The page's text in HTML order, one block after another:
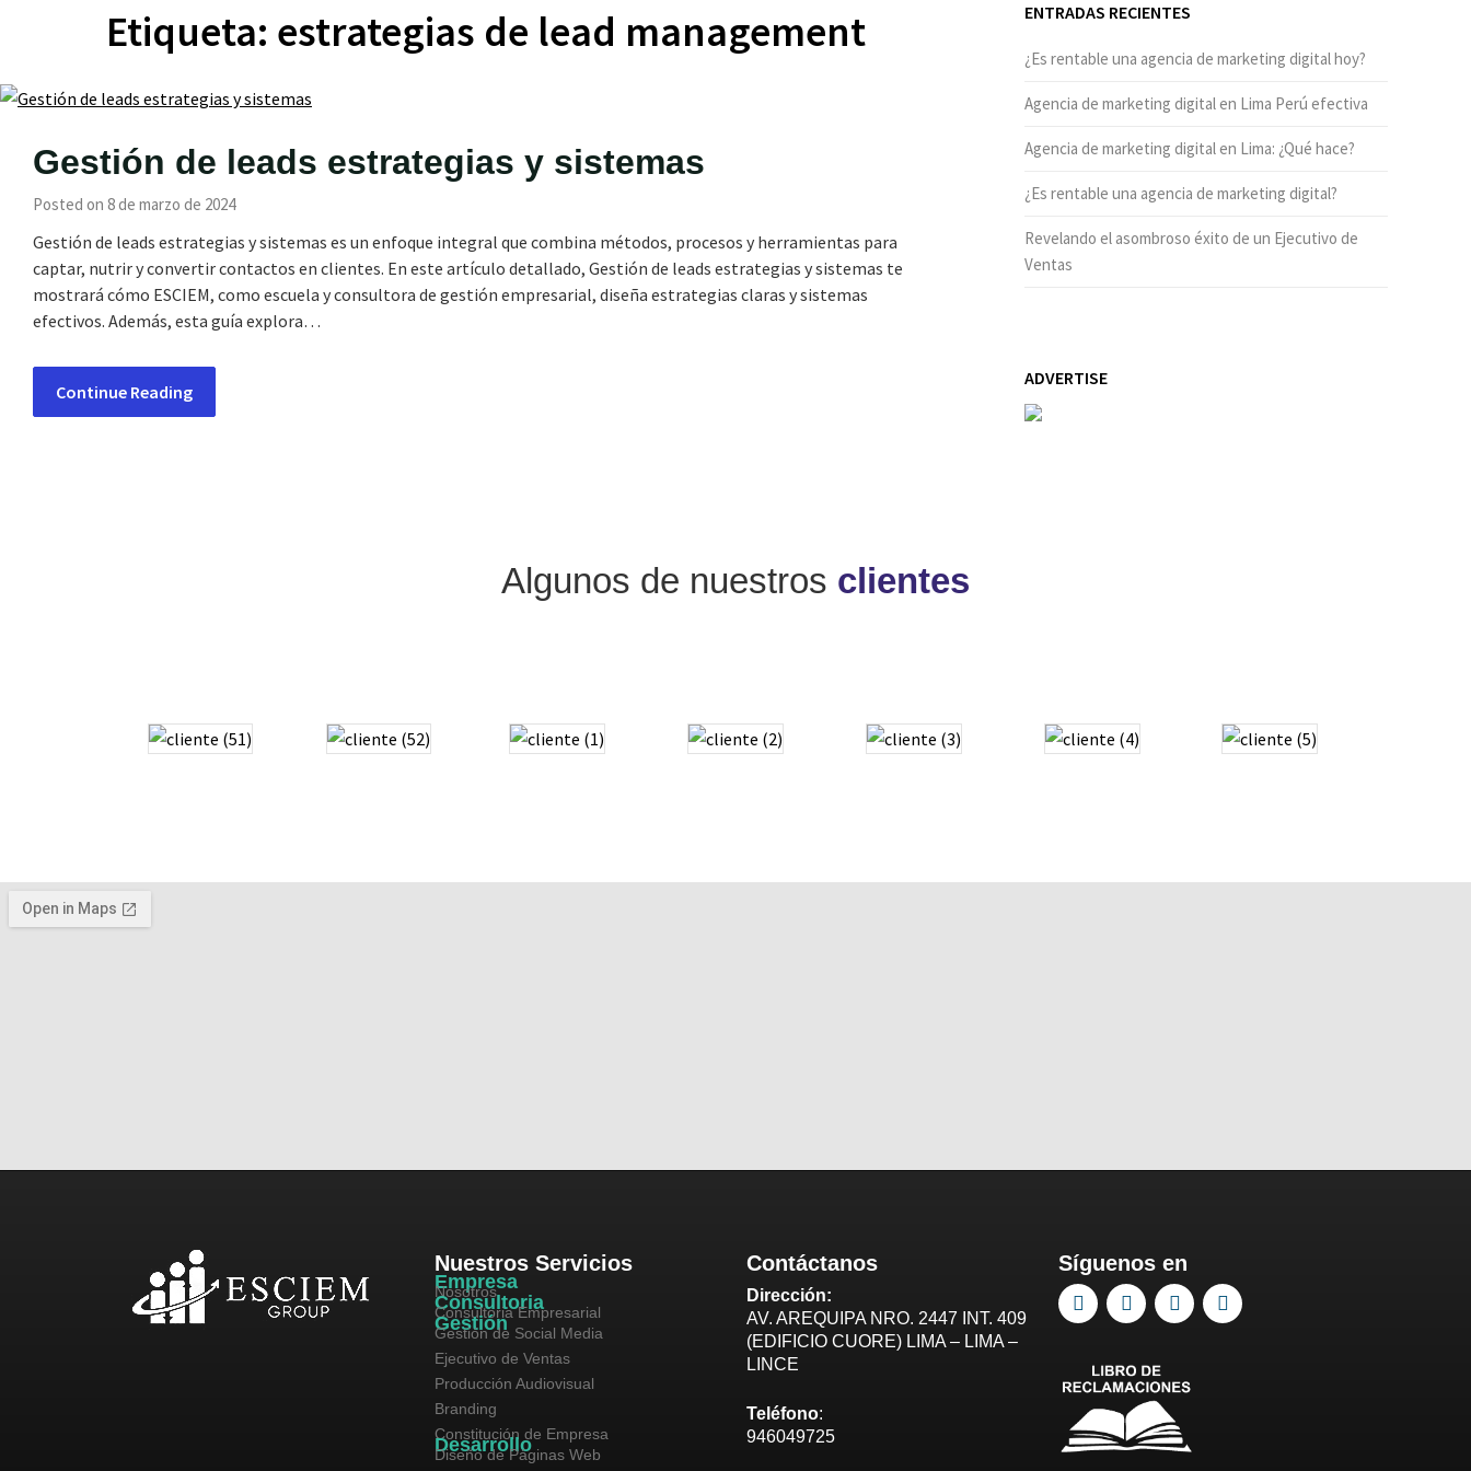
Etiqueta: estrategias de lead management
Gestión de leads estrategias y sistemas
Posted on 8 de marzo de 2024
Gestión de leads estrategias y sistemas es un enfoque integral que combina métodos, procesos y herramientas para
captar, nutrir y convertir contactos en clientes. En este artículo detallado, Gestión de leads estrategias y sistemas te
mostrará cómo ESCIEM, como escuela y consultora de gestión empresarial, diseña estrategias claras y sistemas
efectivos. Además, esta guía explora…
Continue Reading
ENTRADAS RECIENTES
¿Es rentable una agencia de marketing digital hoy?
Agencia de marketing digital en Lima Perú efectiva
Agencia de marketing digital en Lima: ¿Qué hace?
¿Es rentable una agencia de marketing digital?
Revelando el asombroso éxito de un Ejecutivo de
Ventas
ADVERTISE
Algunos de nuestros clientes
Nuestros Servicios
Empresa
Nosotros
Consultoria
Consultoria Empresarial
Gestión
Gestión de Social Media
Ejecutivo de Ventas
Producción Audiovisual
Branding
Constitución de Empresa
Desarrollo
Diseño de Páginas Web
Contáctanos
Dirección:
AV. AREQUIPA NRO. 2447 INT. 409
(EDIFICIO CUORE) LIMA – LIMA –
LINCE
Teléfono:
946049725
Síguenos en